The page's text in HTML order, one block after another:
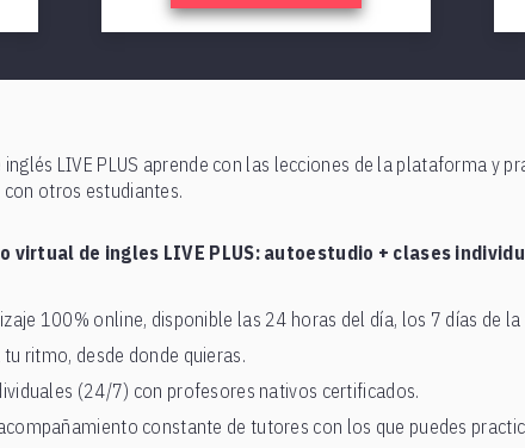
LIVE PLUS aprende con las lecciones de la plataforma y
otros estudiantes.
virtual de ingles LIVE PLUS: autoestudio + clases
100% online, disponible las 24 horas del día, los 7 días de
ritmo, desde donde quieras.
(24/7) con profesores nativos certificados.
constante de tutores con los que puedes